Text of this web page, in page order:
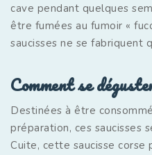
cave pendant quelques
être fumées au fumoir «
saucisses ne se fabriquent
Comment se
Destinées à être
préparation, ces saucisses
Cuite, cette saucisse